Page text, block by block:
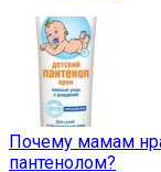
Почему мамам
пантенолом?